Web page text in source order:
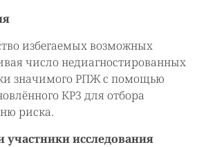
избегаемых возможных
число недиагностированных
значимого РПЖ с помощью
КР3 для отбора
риска.
участники исследования